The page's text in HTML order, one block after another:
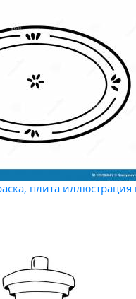
плита иллюстрация